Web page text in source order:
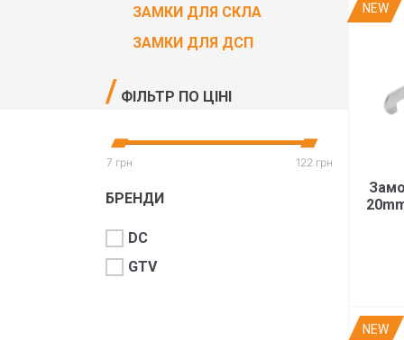
ЗАМКИ ДЛЯ СКЛА
ЗАМКИ ДЛЯ ДСП
ФІЛЬТР ПО ЦІНІ
7 грн 122 грн
БРЕНДИ
DC
GTV
NEW
NEW